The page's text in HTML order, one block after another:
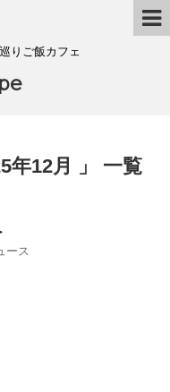
りご飯カフェ
年12月 」 一覧
ース